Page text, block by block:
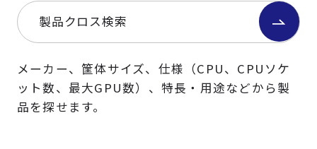
製品クロス検索
メーカー、筐体サイズ、仕様（CPU、CPUソケ
ット数、最大GPU数）、特長・用途などから製
品を探せます。